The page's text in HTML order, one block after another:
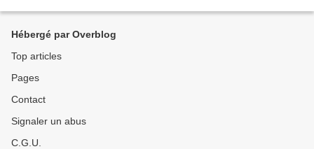
Hébergé par Overblog
Top articles
Pages
Contact
Signaler un abus
C.G.U.